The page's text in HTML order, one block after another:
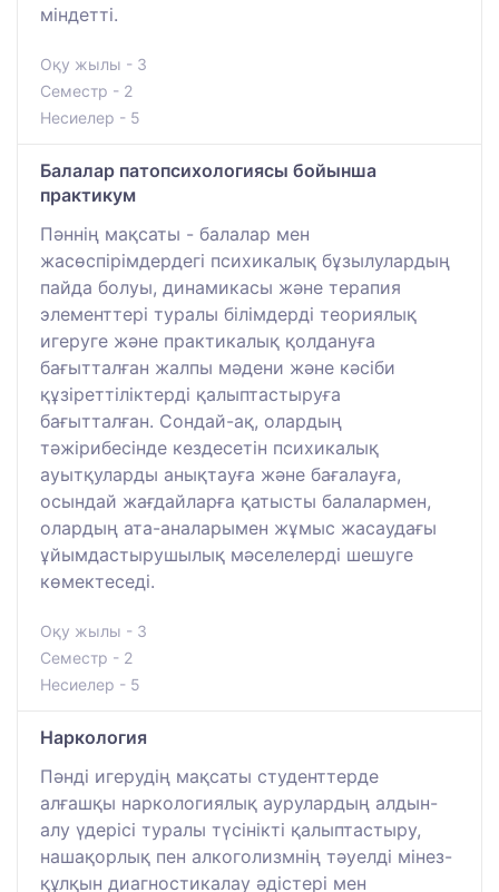
міндетті.
Оқу жылы - 3
Семестр - 2
Несиелер - 5
Балалар патопсихологиясы бойынша
практикум
Пәннің мақсаты - балалар мен
жасөспірімдердегі психикалық бұзылулардың
пайда болуы, динамикасы және терапия
элементтері туралы білімдерді теориялық
игеруге және практикалық қолдануға
бағытталған жалпы мәдени және кәсіби
құзіреттіліктерді қалыптастыруға
бағытталған. Сондай-ақ, олардың
тәжірибесінде кездесетін психикалық
ауытқуларды анықтауға және бағалауға,
осындай жағдайларға қатысты балалармен,
олардың ата-аналарымен жұмыс жасаудағы
ұйымдастырушылық мәселелерді шешуге
көмектеседі.
Оқу жылы - 3
Семестр - 2
Несиелер - 5
Наркология
Пәнді игерудің мақсаты студенттерде
алғашқы наркологиялық аурулардың алдын-
алу үдерісі туралы түсінікті қалыптастыру,
нашақорлық пен алкоголизмнің тәуелді мінез-
құлқын диагностикалау әдістері мен